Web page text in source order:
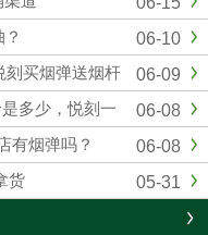
品牌，通配，一次性均
，可以代发，零售，批
06-10
06-09
刻买烟弹送烟杆
06-08
多少，悦刻一
06-08
有烟弹吗？
05-31
货